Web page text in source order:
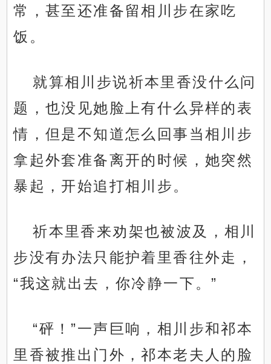
常，甚至还准备留相川步在家吃
饭。
就算相川步说祈本里香没什么问
题，也没见她脸上有什么异样的表
情，但是不知道怎么回事当相川步
拿起外套准备离开的时候，她突然
暴起，开始追打相川步。
祈本里香来劝架也被波及，相川
步没有办法只能护着里香往外走，
“我这就出去，你冷静一下。”
“砰！”一声巨响，相川步和祁本
里香被推出门外，祁本老夫人的脸